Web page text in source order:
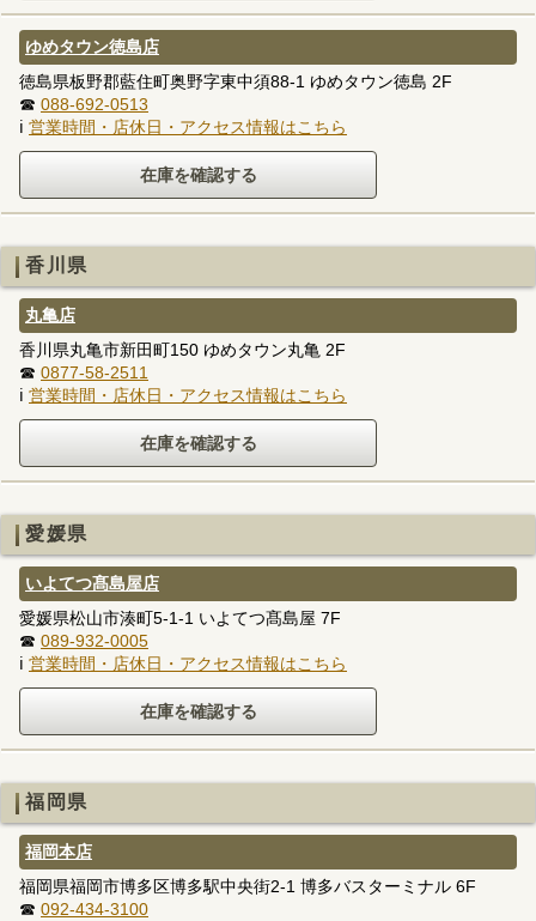
ゆめタウン徳島店
徳島県板野郡藍住町奥野字東中須88-1 ゆめタウン徳島 2F
☎ 088-692-0513
ℹ 営業時間・店休日・アクセス情報はこちら
香川県
丸亀店
香川県丸亀市新田町150 ゆめタウン丸亀 2F
☎ 0877-58-2511
ℹ 営業時間・店休日・アクセス情報はこちら
愛媛県
いよてつ髙島屋店
愛媛県松山市湊町5-1-1 いよてつ髙島屋 7F
☎ 089-932-0005
ℹ 営業時間・店休日・アクセス情報はこちら
福岡県
福岡本店
福岡県福岡市博多区博多駅中央街2-1 博多バスターミナル 6F
☎ 092-434-3100